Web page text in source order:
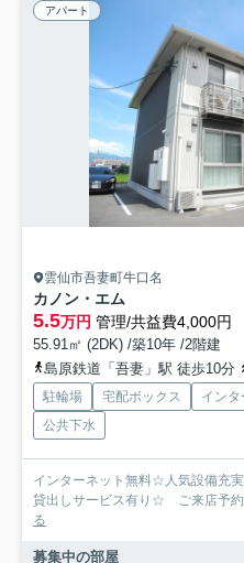
アパート
雲仙市吾妻町牛口名
カノン・エム
5.5万円 管理/共益費4,000円
55.91㎡ (2DK) /築10年 /2階建
島原鉄道「吾妻」駅 徒歩10分
駐輪場 宅配ボックス イン
公共下水
インターネット無料☆人気設備充
貸出しサービス有り☆ ご来店予約
る
募集中の部屋